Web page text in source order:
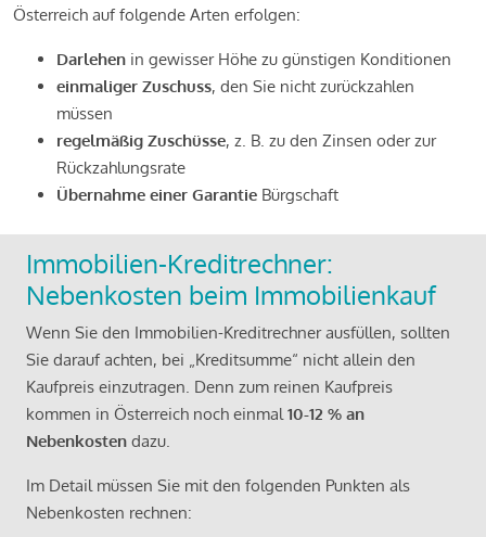
Österreich auf folgende Arten erfolgen:
Darlehen in gewisser Höhe zu günstigen Konditionen
einmaliger Zuschuss, den Sie nicht zurückzahlen
müssen
regelmäßig Zuschüsse, z. B. zu den Zinsen oder zur
Rückzahlungsrate
Übernahme einer Garantie Bürgschaft
Immobilien-Kreditrechner:
Nebenkosten beim Immobilienkauf
Wenn Sie den Immobilien-Kreditrechner ausfüllen, sollten
Sie darauf achten, bei „Kreditsumme“ nicht allein den
Kaufpreis einzutragen. Denn zum reinen Kaufpreis
kommen in Österreich noch einmal10-12 % an
Nebenkosten dazu.
Im Detail müssen Sie mit den folgenden Punkten als
Nebenkosten rechnen: